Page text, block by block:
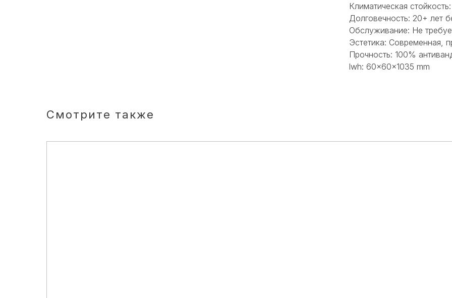
Климатическая
Долговечность: 20+ лет
Обслуживание: Не
Эстетика: Современная,
Прочность: 100%
lwh: 60x60x1035 mm
Смотрите также